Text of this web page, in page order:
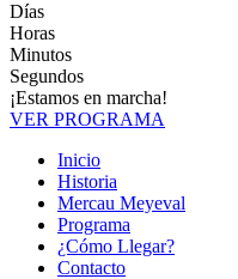
Días
Horas
Minutos
Segundos
¡Estamos en marcha!
VER PROGRAMA
Inicio
Historia
Mercau Meyeval
Programa
¿Cómo Llegar?
Contacto